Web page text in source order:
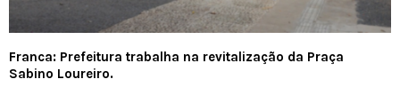
Franca: Prefeitura trabalha na revitalização da Praça
Sabino Loureiro.